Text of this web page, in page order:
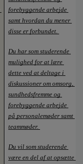
forebyggende arbejde
samt hvordan du mener
disse er forbundet.
Du har som studerende
mulighed for at lære
dette ved at deltage i
diskussioner om omsorg,
sundhedsfremme og
forebyggende arbejde
på personalemøder samt
teammøder.
Du vil som studerende
være en del af at opsætte